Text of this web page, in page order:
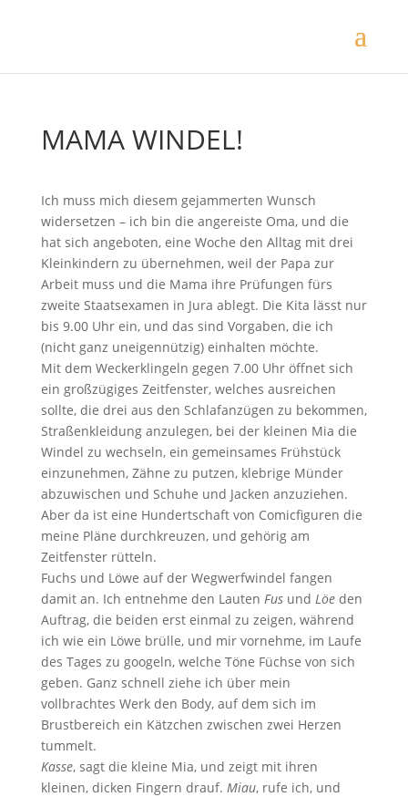
MAMA WINDEL!
Ich muss mich diesem gejammerten Wunsch
widersetzen – ich bin die angereiste Oma, und die
hat sich angeboten, eine Woche den Alltag mit drei
Kleinkindern zu übernehmen, weil der Papa zur
Arbeit muss und die Mama ihre Prüfungen fürs
zweite Staatsexamen in Jura ablegt. Die Kita lässt nur
bis 9.00 Uhr ein, und das sind Vorgaben, die ich
(nicht ganz uneigennützig) einhalten möchte.
Mit dem Weckerklingeln gegen 7.00 Uhr öffnet sich
ein großzügiges Zeitfenster, welches ausreichen
sollte, die drei aus den Schlafanzügen zu bekommen,
Straßenkleidung anzulegen, bei der kleinen Mia die
Windel zu wechseln, ein gemeinsames Frühstück
einzunehmen, Zähne zu putzen, klebrige Münder
abzuwischen und Schuhe und Jacken anzuziehen.
Aber da ist eine Hundertschaft von Comicfiguren die
meine Pläne durchkreuzen, und gehörig am
Zeitfenster rütteln.
Fuchs und Löwe auf der Wegwerfwindel fangen
damit an. Ich entnehme den Lauten Fusund Löeden
Auftrag, die beiden erst einmal zu zeigen, während
ich wie ein Löwe brülle, und mir vornehme, im Laufe
des Tages zu googeln, welche Töne Füchse von sich
geben. Ganz schnell ziehe ich über mein
vollbrachtes Werk den Body, auf dem sich im
Brustbereich ein Kätzchen zwischen zwei Herzen
tummelt.
Kasse, sagt die kleine Mia, und zeigt mit ihren
kleinen, dicken Fingern drauf. Miau, rufe ich, und